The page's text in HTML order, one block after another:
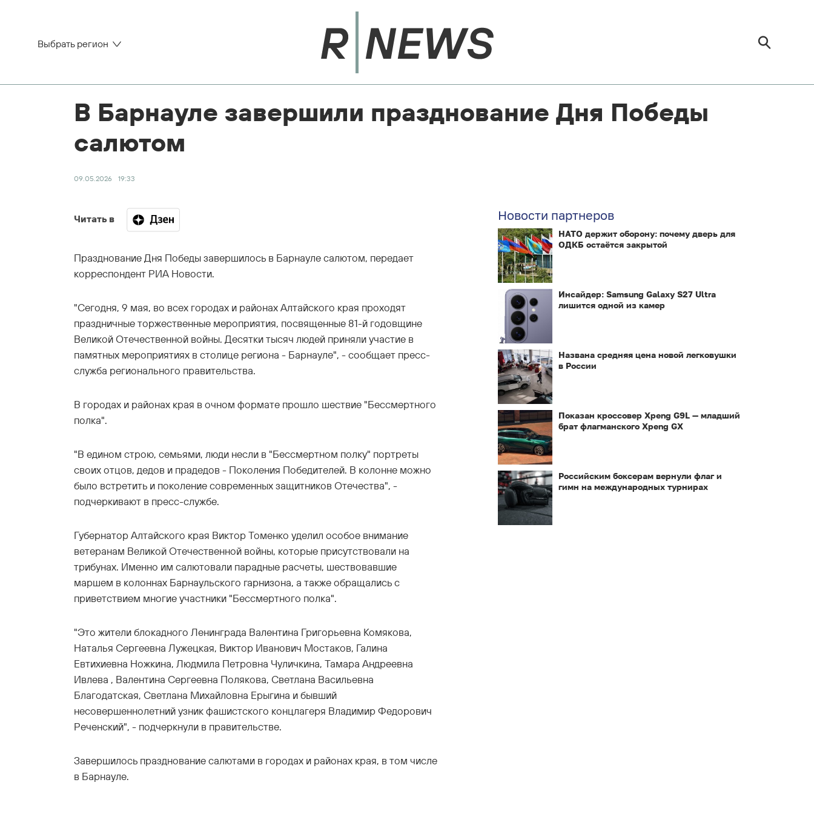
Выбрать регион
В Барнауле завершили празднование Дня Победы
салютом
09.05.2026 19:33
Читать в
Празднование Дня Победы завершилось в Барнауле салютом, передает
корреспондент РИА Новости.
"Сегодня, 9 мая, во всех городах и районах Алтайского края проходят
праздничные торжественные мероприятия, посвященные 81-й годовщине
Великой Отечественной войны. Десятки тысяч людей приняли участие в
памятных мероприятиях в столице региона - Барнауле", - сообщает пресс-
служба регионального правительства.
В городах и районах края в очном формате прошло шествие "Бессмертного
полка".
"В едином строю, семьями, люди несли в "Бессмертном полку" портреты
своих отцов, дедов и прадедов - Поколения Победителей. В колонне можно
было встретить и поколение современных защитников Отечества", -
подчеркивают в пресс-службе.
Губернатор Алтайского края Виктор Томенко уделил особое внимание
ветеранам Великой Отечественной войны, которые присутствовали на
трибунах. Именно им салютовали парадные расчеты, шествовавшие
маршем в колоннах Барнаульского гарнизона, а также обращались с
приветствием многие участники "Бессмертного полка".
"Это жители блокадного Ленинграда Валентина Григорьевна Комякова,
Наталья Сергеевна Лужецкая, Виктор Иванович Мостаков, Галина
Евтихиевна Ножкина, Людмила Петровна Чуличкина, Тамара Андреевна
Ивлева , Валентина Сергеевна Полякова, Светлана Васильевна
Благодатская, Светлана Михайловна Ерыгина и бывший
несовершеннолетний узник фашистского концлагеря Владимир Федорович
Реченский", - подчеркнули в правительстве.
Завершилось празднование салютами в городах и районах края, в том числе
в Барнауле.
Новости партнеров
НАТО держит оборону: почему дверь для
ОДКБ остаётся закрытой
Инсайдер: Samsung Galaxy S27 Ultra
лишится одной из камер
Названа средняя цена новой легковушки
в России
Показан кроссовер Xpeng G9L — младший
брат флагманского Xpeng GX
Российским боксерам вернули флаг и
гимн на международных турнирах